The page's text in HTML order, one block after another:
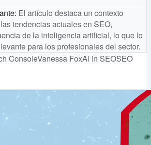
: El artículo destaca un contexto
tendencias actuales en SEO,
de la inteligencia artificial, lo que lo
para los profesionales del sector.
ConsoleVanessa FoxAI in SEOSEO